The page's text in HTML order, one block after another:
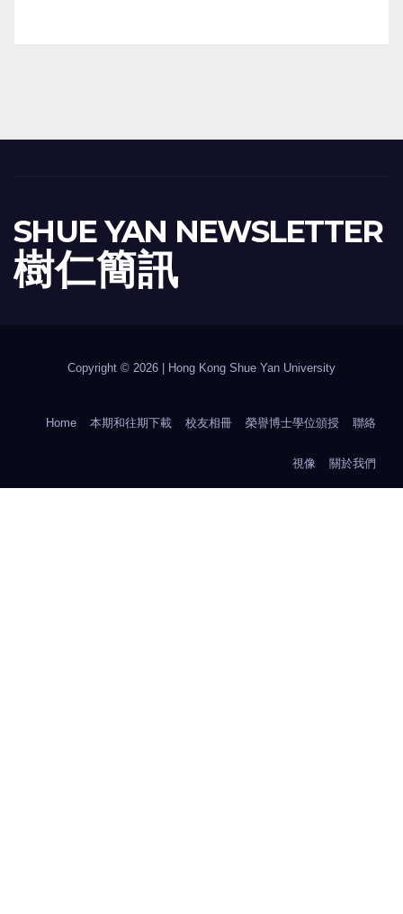
SHUE YAN NEWSLETTER
樹 仁 簡 訊
Copyright © 2026 | Hong Kong Shue Yan University
Home 本期和往期下載 校友相冊 榮譽博士學位頒授 聯絡
視像 關於我們